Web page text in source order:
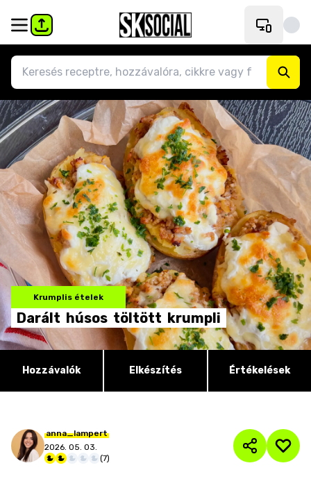
Krumplis ételek
Darált húsos töltött krumpli
Hozzávalók Elkészítés Értékelések
anna_lampert
2026. 05. 03.
(7)